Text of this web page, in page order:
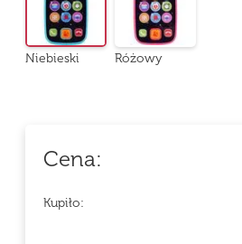
Niebieski Różowy
Cena:
Kupiło: